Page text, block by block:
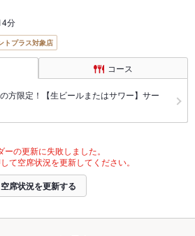
分
トプラス対象店
コース
方限定！【生ビールまたはサワー】サー
ーの更新に失敗しました。
て空席状況を更新してください。
空席状況を更新する